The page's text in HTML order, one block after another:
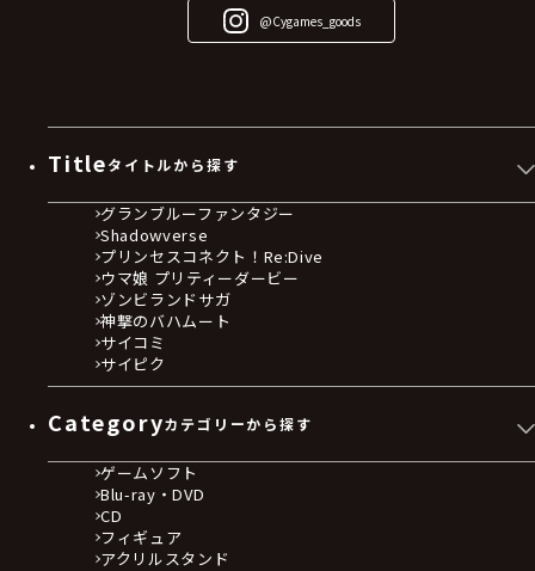
@Cygames_goods
Titleタイトルから探す
グランブルーファンタジー
Shadowverse
プリンセスコネクト！Re:Dive
ウマ娘 プリティーダービー
ゾンビランドサガ
神撃のバハムート
サイコミ
サイピク
Categoryカテゴリーから探す
ゲームソフト
Blu-ray・DVD
CD
フィギュア
アクリルスタンド